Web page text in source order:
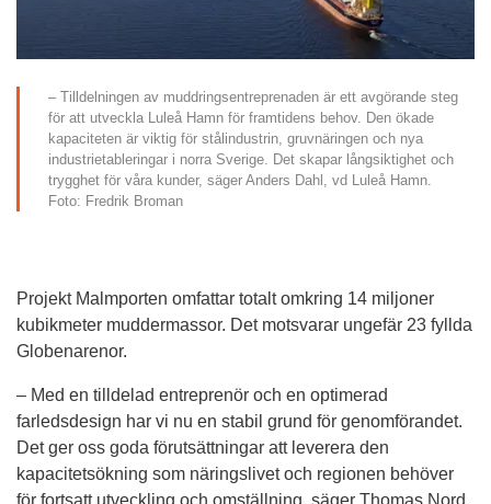
– Tilldelningen av muddringsentreprenaden är ett avgörande steg
för att utveckla Luleå Hamn för framtidens behov. Den ökade
kapaciteten är viktig för stålindustrin, gruvnäringen och nya
industrietableringar i norra Sverige. Det skapar långsiktighet och
trygghet för våra kunder, säger Anders Dahl, vd Luleå Hamn.
Foto: Fredrik Broman
Projekt Malmporten omfattar totalt omkring 14 miljoner
kubikmeter muddermassor. Det motsvarar ungefär 23 fyllda
Globenarenor.
– Med en tilldelad entreprenör och en optimerad
farledsdesign har vi nu en stabil grund för genomförandet.
Det ger oss goda förutsättningar att leverera den
kapacitetsökning som näringslivet och regionen behöver
för fortsatt utveckling och omställning, säger Thomas Nord,